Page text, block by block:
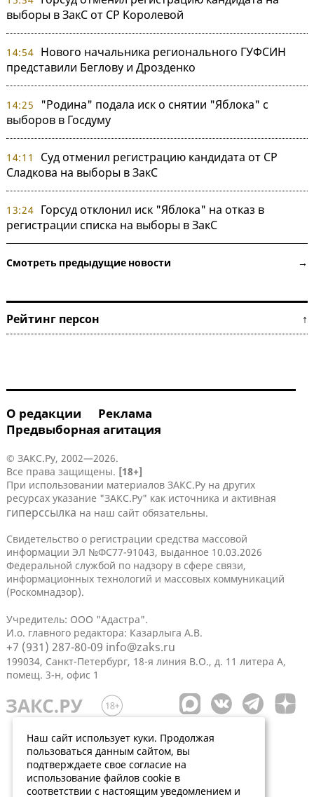
выборы в ЗакС от СР Королевой
14:54 Нового начальника регионального ГУФСИН
представили Беглову и Дрозденко
14:25
"Родина" подала иск о снятии "Яблока" с
выборов в Госдуму
14:11
Суд отменил регистрацию кандидата от СР
Сладкова на выборы в ЗакС
13:24 Горсуд отклонил иск "Яблока" на отказ в
регистрации списка на выборы в ЗакС
Смотреть предыдущие новости →
Рейтинг персон ↑
О редакции
Реклама
Предвыборная агитация
© ЗАКС.Ру, 2002—2026.
Все права защищены. [18+]
При использовании материалов ЗАКС.Ру на других
ресурсах указание "ЗАКС.Ру" как источника и активная
гиперссылка на наш сайт обязательны.
Свидетельство о регистрации средства массовой
информации ЭЛ №ФС77-91043, выданное 10.03.2026
Федеральной службой по надзору в сфере связи,
информационных технологий и массовых коммуникаций
(Роскомнадзор).
Учредитель: ООО "Адастра".
И.о. главного редактора: Казарлыга А.В.
+7 (931) 287-80-09 info@zaks.ru
199034, Санкт-Петербург, 18-я линия В.О., д. 11 литера А,
помещ. 3-н, офис 1
Наш сайт использует куки. Продолжая
пользоваться данным сайтом, вы
подтверждаете свое согласие на
использование файлов cookie в
соответствии с настоящим уведомлением и